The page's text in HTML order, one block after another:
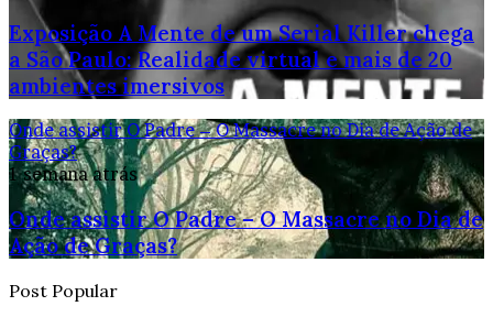
Exposição A Mente de um Serial Killer chega
a São Paulo: Realidade virtual e mais de 20
ambientes imersivos
Onde assistir O Padre – O Massacre no Dia de Ação de
Graças?
1 semana atrás
Onde assistir O Padre – O Massacre no Dia de
Ação de Graças?
Post Popular